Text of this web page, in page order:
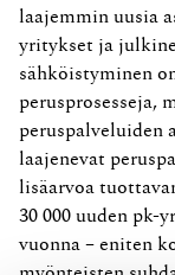
laajemmin uusia
yritykset ja
sähköistyminen
perusprosesseja,
peruspalveluiden
laajenevat
lisäarvoa
30 000 uuden pk-
vuonna – eniten